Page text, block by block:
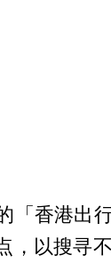
「香港出
，以搜寻